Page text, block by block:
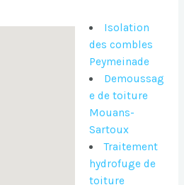
Isolation
des combles
Peymeinade
Demoussag
e de toiture
Mouans-
Sartoux
Traitement
hydrofuge de
toiture